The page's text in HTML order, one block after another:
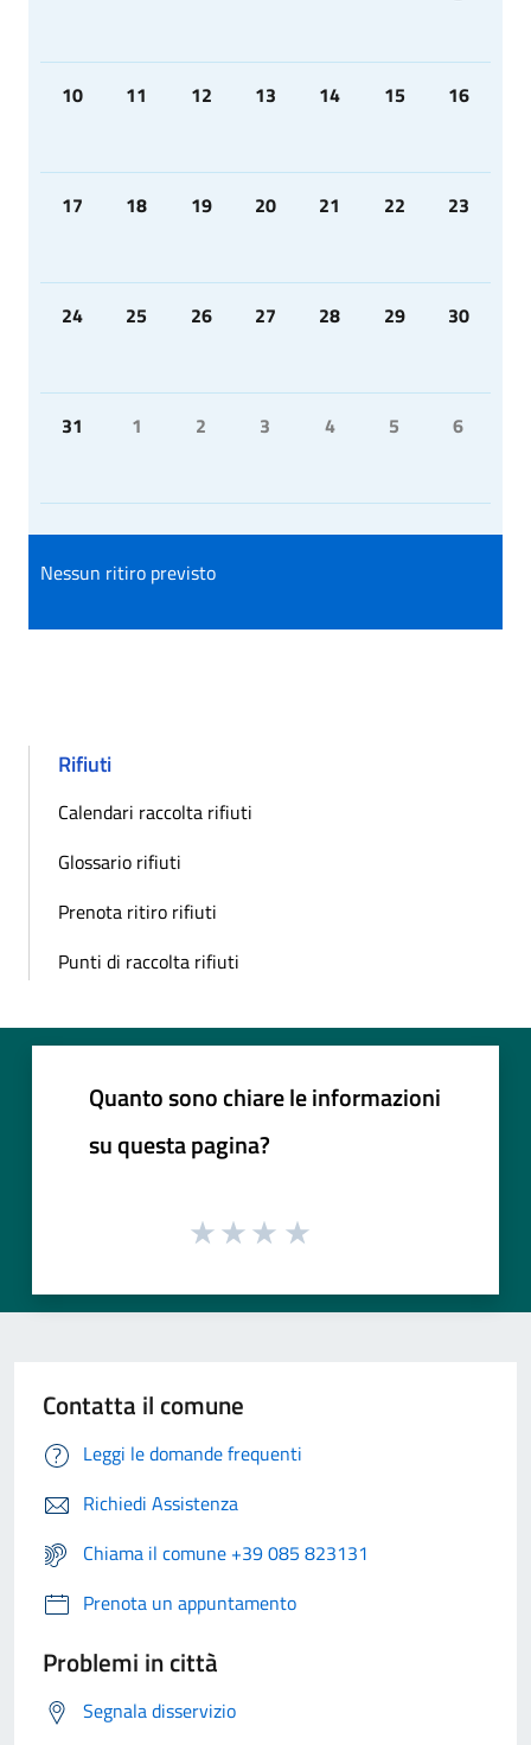
10 11 12 13 14 15 16
17 18 19 20 21 22 23
24 25 26 27 28 29 30
31 1 2 3 4 5 6
Nessun ritiro previsto
Rifiuti
Calendari raccolta rifiuti
Glossario rifiuti
Prenota ritiro rifiuti
Punti di raccolta rifiuti
Quanto sono chiare le informazioni
su questa pagina?
Contatta il comune
Leggi le domande frequenti
Richiedi Assistenza
Chiama il comune +39 085 823131
Prenota un appuntamento
Problemi in città
Segnala disservizio